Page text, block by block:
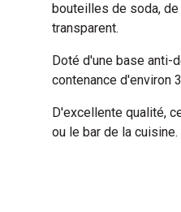
bouteilles de soda,
transparent.
Doté d'une base anti-
contenance d'environ
D'excellente qualité,
ou le bar de la cuisine.